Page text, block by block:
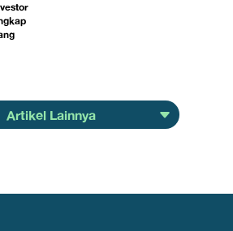
Artikel Lainnya